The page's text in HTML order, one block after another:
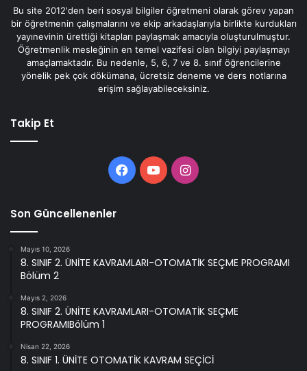
Bu site 2012'den beri sosyal bilgiler öğretmeni olarak görev yapan
bir öğretmenin çalışmalarını ve ekip arkadaşlarıyla birlikte kurdukları
yayınevinin ürettiği kitapları paylaşmak amacıyla oluşturulmuştur.
Öğretmenlik mesleğinin en temel vazifesi olan bilgiyi paylaşmayı
amaçlamaktadır. Bu nedenle, 5, 6, 7 ve 8. sınıf öğrencilerine
yönelik pek çok dökümana, ücretsiz deneme ve ders notlarına
erişim sağlayabileceksiniz.
Takip Et
Facebook
YouTubeInstagram
Son Güncellenenler
Mayıs 10, 2026
8. SINIF 2. ÜNİTE KAVRAMLARI-OTOMATİK SEÇME PROGRAMI
Bölüm 2
Mayıs 2, 2026
8. SINIF 2. ÜNİTE KAVRAMLARI-OTOMATİK SEÇME
PROGRAMIBölüm 1
Nisan 22, 2026
8. SINIF 1. ÜNİTE OTOMATİK KAVRAM SEÇİCİ